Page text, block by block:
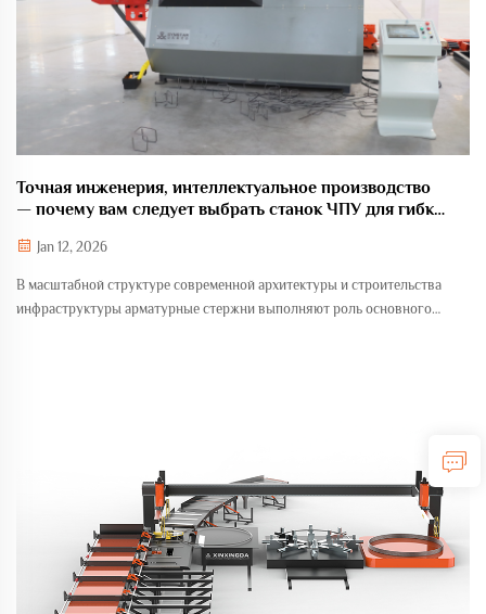
Точная инженерия, интеллектуальное производство
— почему вам следует выбрать станок ЧПУ для гибки
Jan 12, 2026
В масштабной структуре современной архитектуры и строительства
инфраструктуры арматурные стержни выполняют роль основного